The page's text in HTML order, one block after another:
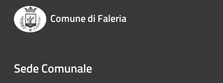
Comune di Faleria
Sede Comunale